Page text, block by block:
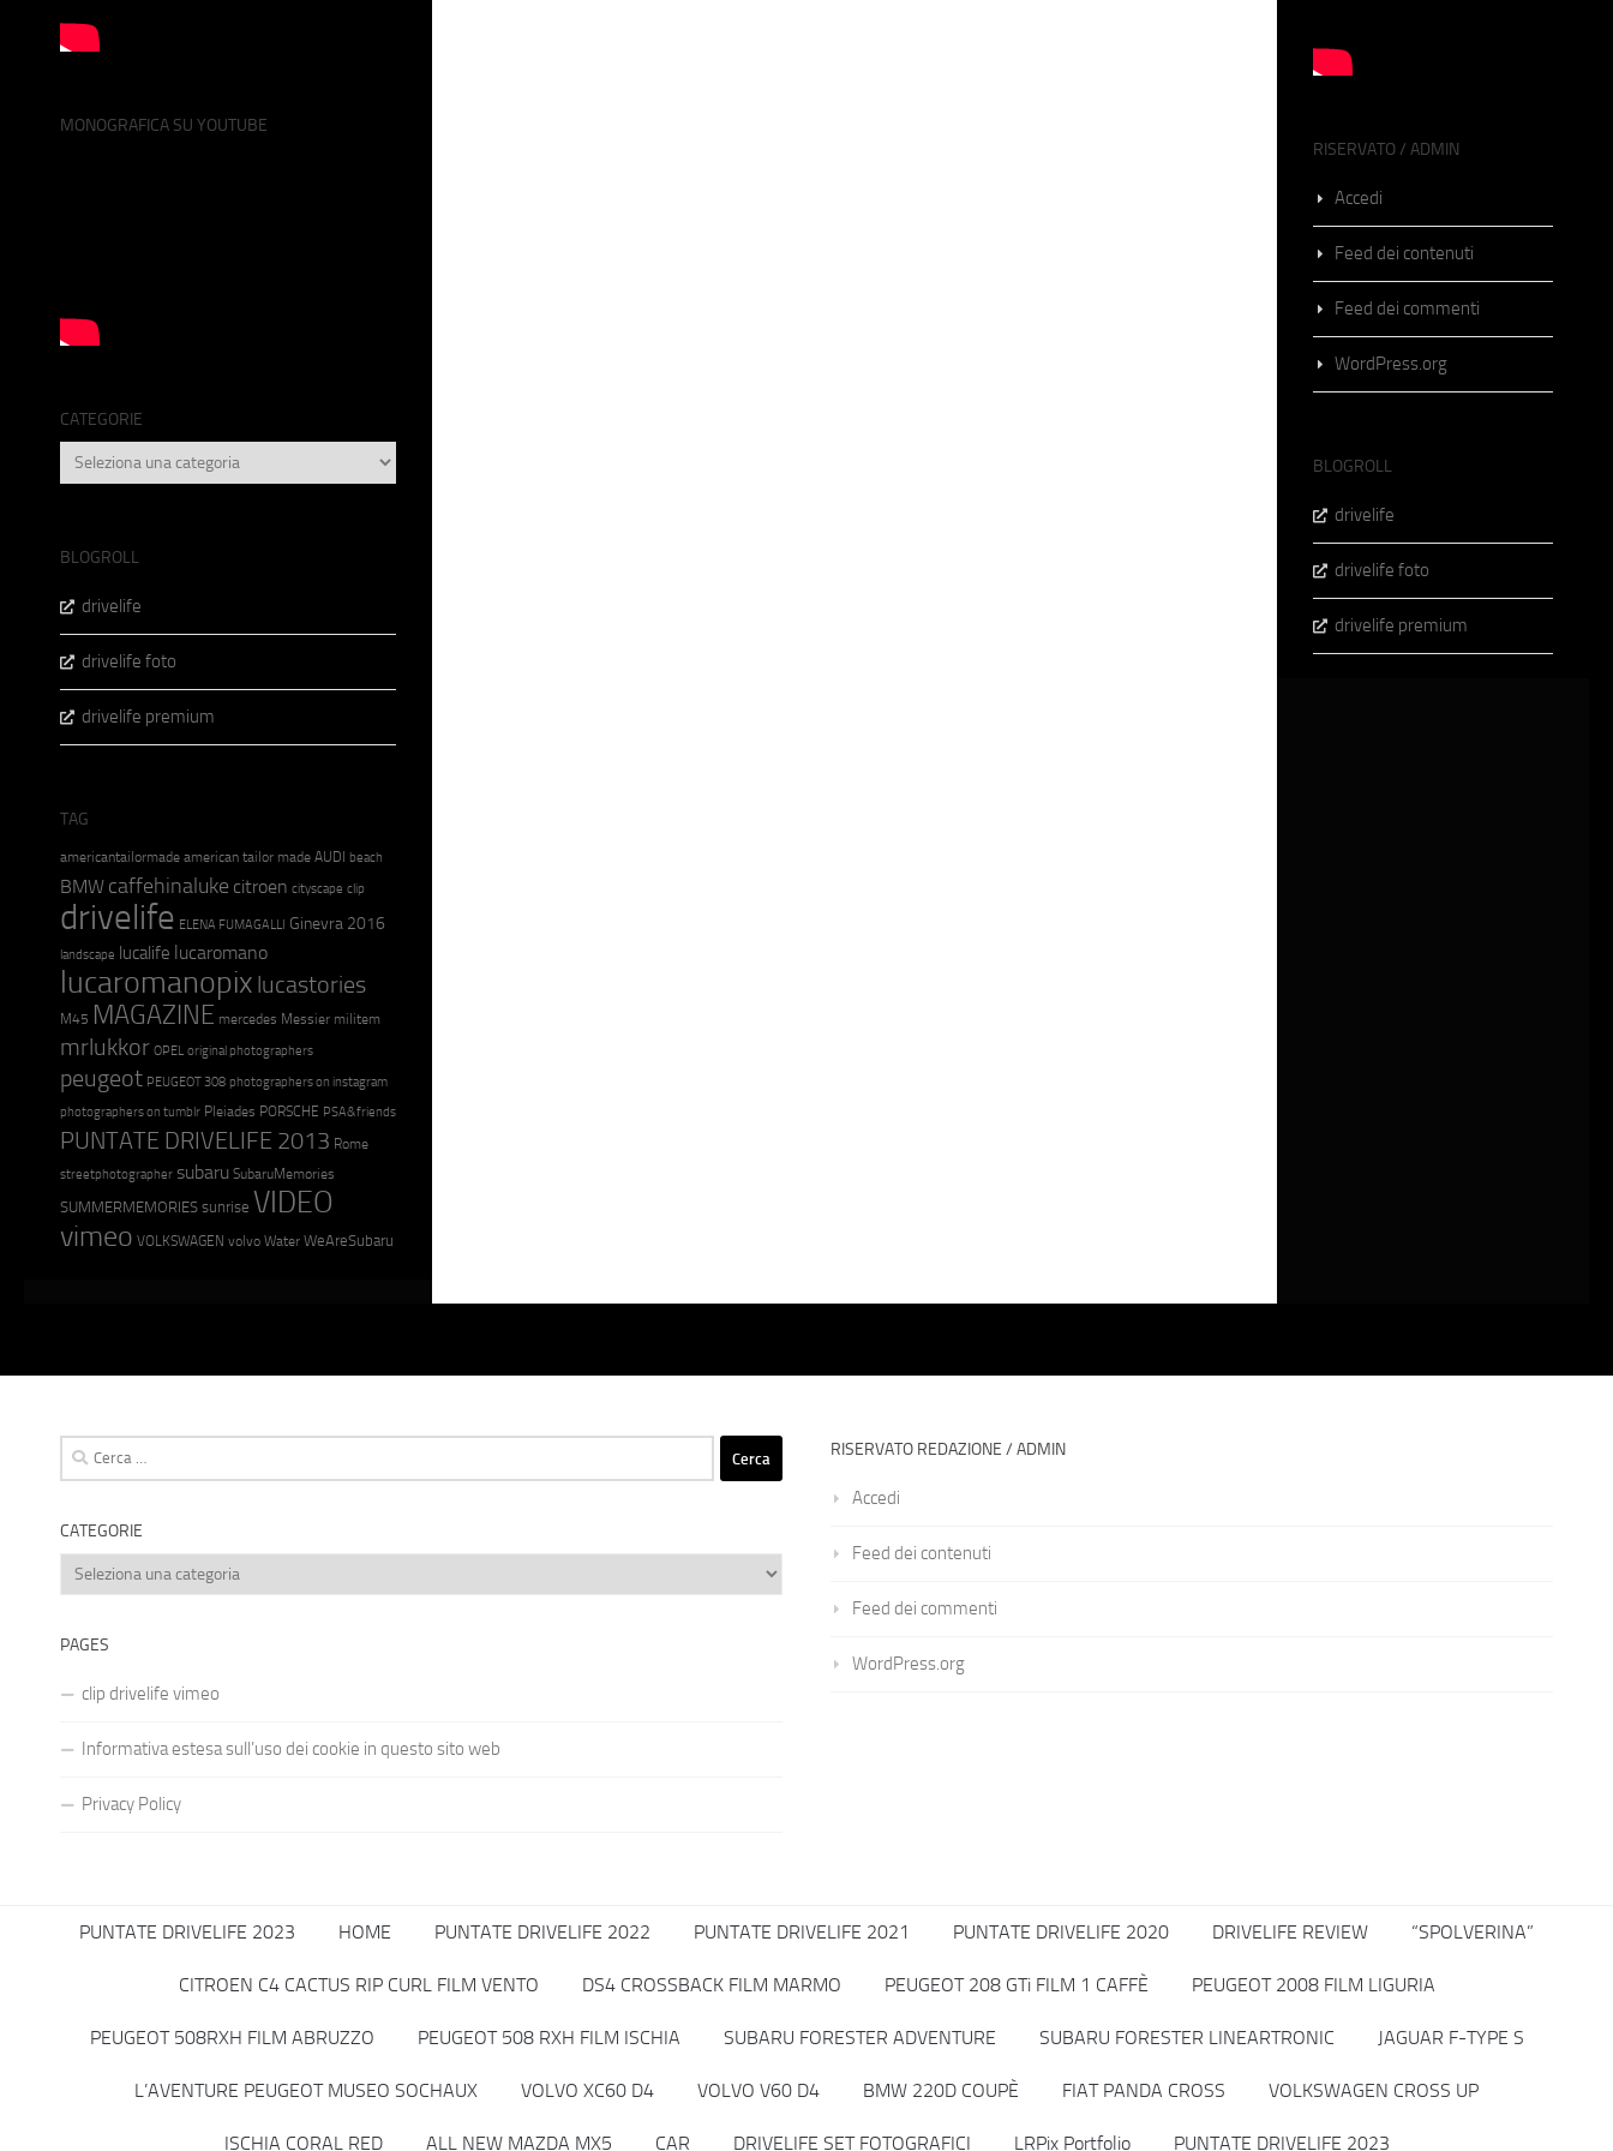
MONOGRAFICA SU YOUTUBE
CATEGORIE
Categorie
BLOGROLL
drivelife
drivelife foto
drivelife premium
TAG
americantailormade american tailor made AUDI beach
BMW caffehinaluke citroen cityscape clip
drivelife ELENA FUMAGALLI Ginevra 2016
landscape lucalife lucaromano
lucaromanopix lucastories
M45 MAGAZINE mercedes Messier militem
mrlukkor OPEL original photographers
peugeot PEUGEOT 308 photographers on instagram
photographers on tumblr Pleiades PORSCHE PSA&friends
PUNTATE DRIVELIFE 2013 Rome
streetphotographer subaru SubaruMemories
SUMMERMEMORIES sunrise VIDEO
vimeo VOLKSWAGEN volvo Water WeAreSubaru
RISERVATO / ADMIN
Accedi
Feed dei contenuti
Feed dei commenti
WordPress.org
BLOGROLL
drivelife
drivelife foto
drivelife premium
Ricerca
per:
CATEGORIE
Categorie
PAGES
clip drivelife vimeo
Informativa estesa sull’uso dei cookie in questo sito web
Privacy Policy
RISERVATO REDAZIONE / ADMIN
Accedi
Feed dei contenuti
Feed dei commenti
WordPress.org
PUNTATE DRIVELIFE 2023 HOME PUNTATE DRIVELIFE 2022 PUNTATE DRIVELIFE 2021 PUNTATE DRIVELIFE 2020 DRIVELIFE REVIEW “SPOLVERINA”
CITROEN C4 CACTUS RIP CURL FILM VENTO DS4 CROSSBACK FILM MARMO PEUGEOT 208 GTi FILM 1 CAFFÈ PEUGEOT 2008 FILM LIGURIA
PEUGEOT 508RXH FILM ABRUZZO PEUGEOT 508 RXH FILM ISCHIA SUBARU FORESTER ADVENTURE SUBARU FORESTER LINEARTRONIC JAGUAR F-TYPE S
L’AVENTURE PEUGEOT MUSEO SOCHAUX VOLVO XC60 D4 VOLVO V60 D4 BMW 220D COUPÈ FIAT PANDA CROSS VOLKSWAGEN CROSS UP
ISCHIA CORAL RED ALL NEW MAZDA MX5 CAR DRIVELIFE SET FOTOGRAFICI LRPix Portfolio PUNTATE DRIVELIFE 2023